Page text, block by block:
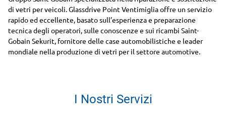
di vetri per veicoli. Glassdrive Point Ventimiglia offre un servizio
rapido ed eccellente, basato sull’esperienza e preparazione
tecnica degli operatori, sulle conoscenze e sui ricambi Saint-
Gobain Sekurit, fornitore delle case automobilistiche e leader
mondiale nella produzione di vetri per il settore automotive.
I Nostri Servizi